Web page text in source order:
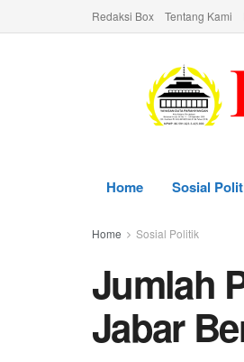
Redaksi Box Tentang Kami
Home Sosial
Home Sosial Politik
Jumlah
Jabar